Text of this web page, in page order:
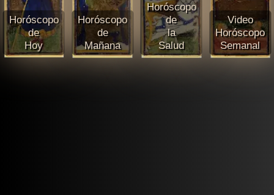
Horóscopo
de
Hoy
Horóscopo
de
Mañana
Horóscopo
de
la
Salud
Video
Horóscopo
Semanal